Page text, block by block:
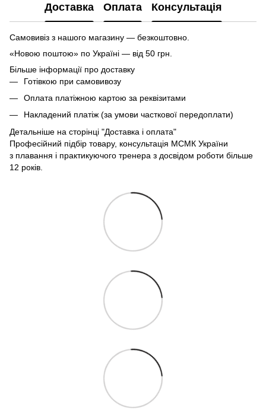
Доставка Оплата Консультація
Самовивіз з нашого магазину — безкоштовно.
«Новою поштою» по Україні — від 50 грн.
Більше інформації про доставку
Готівкою при самовивозу
Оплата платіжною картою за реквізитами
Накладений платіж (за умови часткової передоплати)
Детальніше на сторінці "Доставка і оплата"
Професійний підбір товару, консультація МСМК України
з плавання і практикуючого тренера з досвідом роботи більше
12 років.